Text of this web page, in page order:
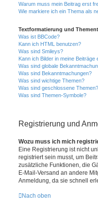
Warum muss mein Beitrag erst
Wie markiere ich ein Thema als
Textformatierung und
Was ist BBCode?
Kann ich HTML benutzen?
Was sind Smileys?
Kann ich Bilder in meine Beiträge
Was sind globale
Was sind Bekanntmachungen?
Was sind wichtige Themen?
Was sind geschlossene Themen?
Was sind Themen-Symbole?
Registrierung und
Wozu muss ich mich
Eine Registrierung ist nicht
registriert sein musst, um
zusätzliche Funktionen, die
E-Mail-Versand an andere
Anmeldung, da sie schnell
Nach oben